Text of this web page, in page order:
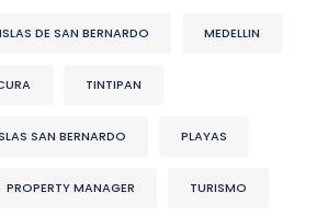
ISLAS DE SAN BERNARDO MEDELLIN
TINTIPAN
SAN BERNARDO PLAYAS
PROPERTY MANAGER TURISMO